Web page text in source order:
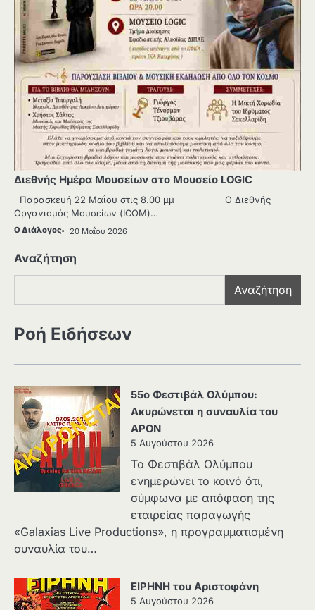
Διεθνής Ημέρα Μουσείων στο Μουσείο LOGIC
Παρασκευή 22 Μαΐου στις 8.00 μμ Ο Διεθνής
Οργανισμός Μουσείων (ΙCOM)…
Ο Διάλογος 20 Μαΐου 2026
Αναζήτηση
Αναζήτηση
Ροή Ειδήσεων
55ο Φεστιβάλ Ολύμπου:
Ακυρώνεται η συναυλία του
APON
5 Αυγούστου 2026
Το Φεστιβάλ Ολύμπου
ενημερώνει το κοινό ότι,
σύμφωνα με απόφαση της
εταιρείας παραγωγής
«Galaxias Live Productions», η προγραμματισμένη
συναυλία του…
ΕΙΡΗΝΗ του Αριστοφάνη
5 Αυγούστου 2026